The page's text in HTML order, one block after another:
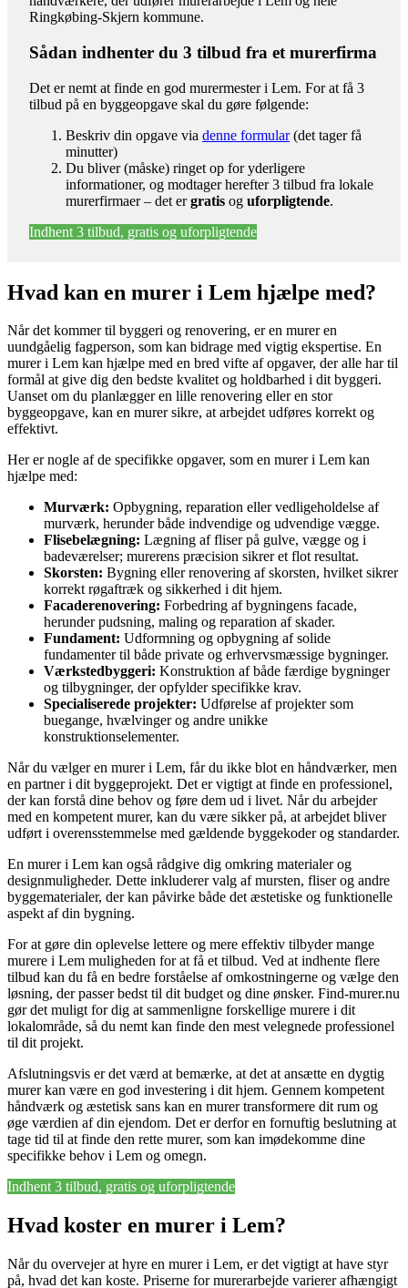
Ringkøbing-Skjern kommune.
Sådan indhenter du 3 tilbud fra et murerfirma
Det er nemt at finde en god murermester i Lem. For at få 3
tilbud på en byggeopgave skal du gøre følgende:
Beskriv din opgave via denne formular(det tager få
minutter)
Du bliver (måske) ringet op for yderligere
informationer, og modtager herefter 3 tilbud fra lokale
murerfirmaer – det ergratis og uforpligtende.
Indhent 3 tilbud, gratis og uforpligtende
Hvad kan en murer i Lem hjælpe med?
Når det kommer til byggeri og renovering, er en murer en
uundgåelig fagperson, som kan bidrage med vigtig ekspertise. En
murer i Lem kan hjælpe med en bred vifte af opgaver, der alle har til
formål at give dig den bedste kvalitet og holdbarhed i dit byggeri.
Uanset om du planlægger en lille renovering eller en stor
byggeopgave, kan en murer sikre, at arbejdet udføres korrekt og
effektivt.
Her er nogle af de specifikke opgaver, som en murer i Lem kan
hjælpe med:
Murværk: Opbygning, reparation eller vedligeholdelse af
murværk, herunder både indvendige og udvendige vægge.
Flisebelægning: Lægning af fliser på gulve, vægge og i
badeværelser; murerens præcision sikrer et flot resultat.
Skorsten: Bygning eller renovering af skorsten, hvilket sikrer
korrekt røgaftræk og sikkerhed i dit hjem.
Facaderenovering: Forbedring af bygningens facade,
herunder pudsning, maling og reparation af skader.
Fundament: Udformning og opbygning af solide
fundamenter til både private og erhvervsmæssige bygninger.
Værkstedbyggeri: Konstruktion af både færdige bygninger
og tilbygninger, der opfylder specifikke krav.
Specialiserede projekter: Udførelse af projekter som
buegange, hvælvinger og andre unikke
konstruktionselementer.
Når du vælger en murer i Lem, får du ikke blot en håndværker, men
en partner i dit byggeprojekt. Det er vigtigt at finde en professionel,
der kan forstå dine behov og føre dem ud i livet. Når du arbejder
med en kompetent murer, kan du være sikker på, at arbejdet bliver
udført i overensstemmelse med gældende byggekoder og standarder.
En murer i Lem kan også rådgive dig omkring materialer og
designmuligheder. Dette inkluderer valg af mursten, fliser og andre
byggematerialer, der kan påvirke både det æstetiske og funktionelle
aspekt af din bygning.
For at gøre din oplevelse lettere og mere effektiv tilbyder mange
murere i Lem muligheden for at få et tilbud. Ved at indhente flere
tilbud kan du få en bedre forståelse af omkostningerne og vælge den
løsning, der passer bedst til dit budget og dine ønsker. Find-murer.nu
gør det muligt for dig at sammenligne forskellige murere i dit
lokalområde, så du nemt kan finde den mest velegnede professionel
til dit projekt.
Afslutningsvis er det værd at bemærke, at det at ansætte en dygtig
murer kan være en god investering i dit hjem. Gennem kompetent
håndværk og æstetisk sans kan en murer transformere dit rum og
øge værdien af din ejendom. Det er derfor en fornuftig beslutning at
tage tid til at finde den rette murer, som kan imødekomme dine
specifikke behov i Lem og omegn.
Indhent 3 tilbud, gratis og uforpligtende
Hvad koster en murer i Lem?
Når du overvejer at hyre en murer i Lem, er det vigtigt at have styr
på, hvad det kan koste. Priserne for murerarbejde varierer afhængigt